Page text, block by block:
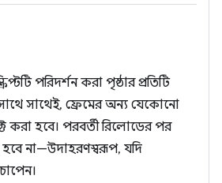
পরিদর্শন করা পৃষ্ঠার প্রতিটি
সাথেই, ফ্রেমের অন্য যেকোনো
করা হবে। পরবর্তী রিলোডের পর
হবে না—উদাহরণস্বরূপ, যদি